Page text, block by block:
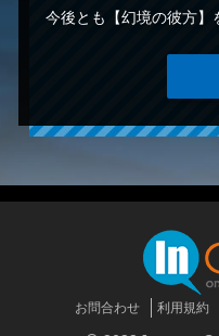
今後とも【幻境の彼方】
お問合わせ 利用規約